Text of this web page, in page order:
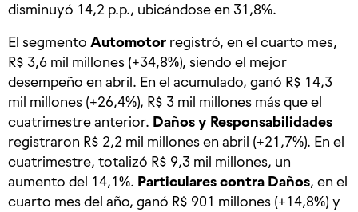
disminuyó 14,2 p.p., ubicándose en 31,8%.
El segmento Automotor registró, en el cuarto mes,
R$ 3,6 mil millones (+34,8%), siendo el mejor
desempeño en abril. En el acumulado, ganó R$ 14,3
mil millones (+26,4%), R$ 3 mil millones más que el
cuatrimestre anterior. Daños y Responsabilidades
registraron R$ 2,2 mil millones en abril (+21,7%). En el
cuatrimestre, totalizó R$ 9,3 mil millones, un
aumento del 14,1%. Particulares contra Daños, en el
cuarto mes del año, ganó R$ 901 millones (+14,8%) y